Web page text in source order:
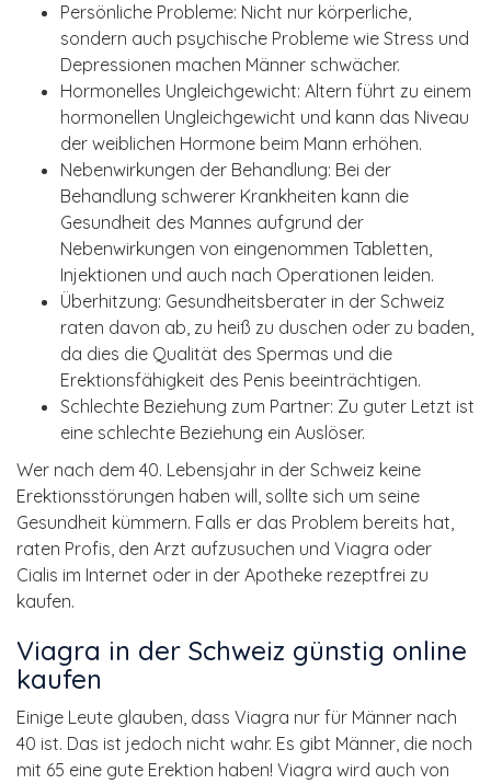
Persönliche Probleme: Nicht nur körperliche,
sondern auch psychische Probleme wie Stress und
Depressionen machen Männer schwächer.
Hormonelles Ungleichgewicht: Altern führt zu einem
hormonellen Ungleichgewicht und kann das Niveau
der weiblichen Hormone beim Mann erhöhen.
Nebenwirkungen der Behandlung: Bei der
Behandlung schwerer Krankheiten kann die
Gesundheit des Mannes aufgrund der
Nebenwirkungen von eingenommen Tabletten,
Injektionen und auch nach Operationen leiden.
Überhitzung: Gesundheitsberater in der Schweiz
raten davon ab, zu heiß zu duschen oder zu baden,
da dies die Qualität des Spermas und die
Erektionsfähigkeit des Penis beeinträchtigen.
Schlechte Beziehung zum Partner: Zu guter Letzt ist
eine schlechte Beziehung ein Auslöser.
Wer nach dem 40. Lebensjahr in der Schweiz keine
Erektionsstörungen haben will, sollte sich um seine
Gesundheit kümmern. Falls er das Problem bereits hat,
raten Profis, den Arzt aufzusuchen und Viagra oder
Cialis im Internet oder in der Apotheke rezeptfrei zu
kaufen.
Viagra in der Schweiz günstig online
kaufen
Einige Leute glauben, dass Viagra nur für Männer nach
40 ist. Das ist jedoch nicht wahr. Es gibt Männer, die noch
mit 65 eine gute Erektion haben! Viagra wird auch von